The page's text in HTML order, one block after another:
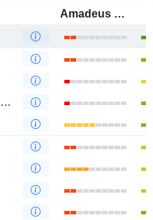
Amadeus FiRe AG